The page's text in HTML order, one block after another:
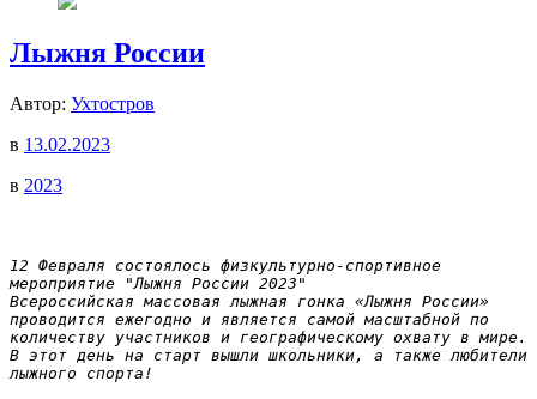
Лыжня России
Автор: Ухтостров
в 13.02.2023
в 2023
12 Февраля состоялось физкультурно-спортивное
мероприятие "Лыжня России 2023"
Всероссийская массовая лыжная гонка «Лыжня России»
проводится ежегодно и является самой масштабной по
количеству участников и географическому охвату в мире.
В этот день на старт вышли школьники, а также любители
лыжного спорта!